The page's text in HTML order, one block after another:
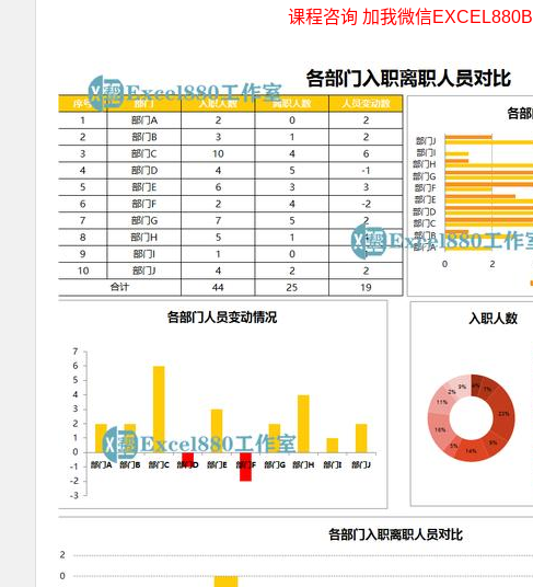
课程咨询 加我微信EXCEL880B